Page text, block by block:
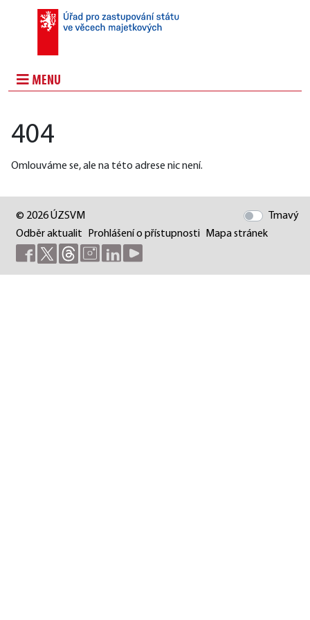
MENU
404
Omlouváme se, ale na této adrese nic není.
Tmavý
© 2026 ÚZSVM
Odběr aktualit
Prohlášení o přístupnosti Mapa stránek